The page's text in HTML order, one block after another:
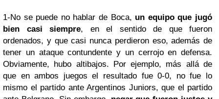
1-No se puede no hablar de Boca, un equipo que jugó
bien casi siempre, en el sentido de que fueron
ordenados, y que casi nunca perdieron eso, además de
tener un ataque contundente y un cerrojo en defensa.
Obviamente, hubo altibajos. Por ejemplo, más allá de
que en ambos juegos el resultado fue 0-0, no fue lo
mismo el partido ante Argentinos Juniors, que el partido